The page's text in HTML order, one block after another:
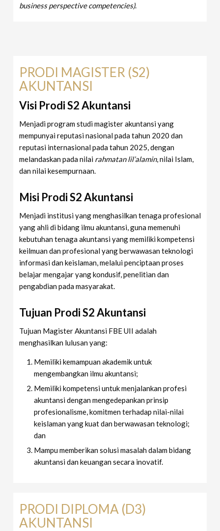
business perspective competencies).
PRODI MAGISTER (S2)
AKUNTANSI
Visi Prodi S2 Akuntansi
Menjadi program studi magister akuntansi yang
mempunyai reputasi nasional pada tahun 2020 dan
reputasi internasional pada tahun 2025, dengan
melandaskan pada nilai rahmatan lil’alamin, nilai Islam,
dan nilai kesempurnaan.
Misi Prodi S2 Akuntansi
Menjadi institusi yang menghasilkan tenaga profesional
yang ahli di bidang ilmu akuntansi, guna memenuhi
kebutuhan tenaga akuntansi yang memiliki kompetensi
keilmuan dan profesional yang berwawasan teknologi
informasi dan keislaman, melalui penciptaan proses
belajar mengajar yang kondusif, penelitian dan
pengabdian pada masyarakat.
Tujuan Prodi S2 Akuntansi
Tujuan Magister Akuntansi FBE UII adalah
menghasilkan lulusan yang:
Memiliki kemampuan akademik untuk
mengembangkan ilmu akuntansi;
Memiliki kompetensi untuk menjalankan profesi
akuntansi dengan mengedepankan prinsip
profesionalisme, komitmen terhadap nilai-nilai
keislaman yang kuat dan berwawasan teknologi;
dan
Mampu memberikan solusi masalah dalam bidang
akuntansi dan keuangan secara inovatif.
PRODI DIPLOMA (D3)
AKUNTANSI